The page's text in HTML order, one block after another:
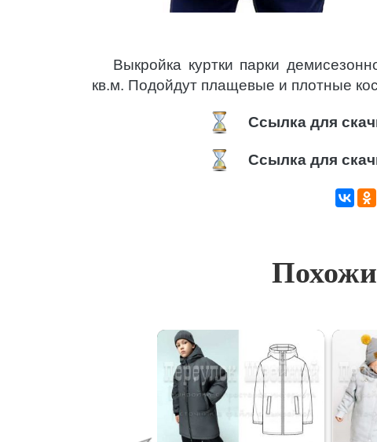
Выкройка куртки парки
кв.м. Подойдут плащевые и плотные
Ссылка для
Ссылка для